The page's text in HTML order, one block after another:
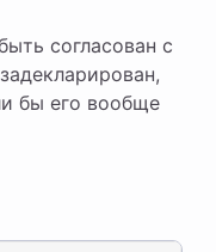
согласован с
бы его вообще